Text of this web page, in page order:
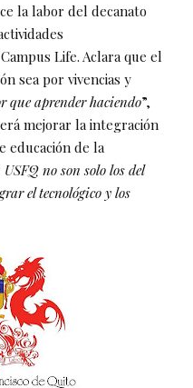
la labor del decanato
Life. Aclara que el
sea por vivencias y
que aprender haciendo”,
mejorar la integración
educación de la
no son solo los del
el tecnológico y los